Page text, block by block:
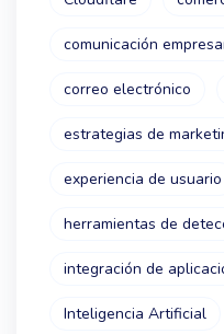
comunicación
correo electrónico
estrategias de
experiencia de usuario
herramientas de
integración de
Inteligencia Artificial